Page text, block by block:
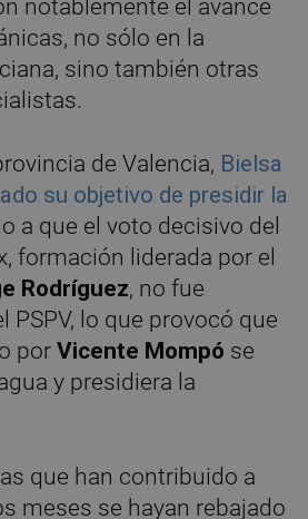
notablemente el avance
no sólo en la
sino también otras
de Valencia, Bielsa
su objetivo de presidir la
a que el voto decisivo del
formación liderada por el
Rodríguez, no fue
PSPV, lo que provocó que
porVicente Mompó se
y presidiera la
que han contribuido a
meses se hayan rebajado